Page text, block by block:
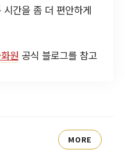
간을 좀 더 편안하게
원 공식 블로그를 참고
MORE